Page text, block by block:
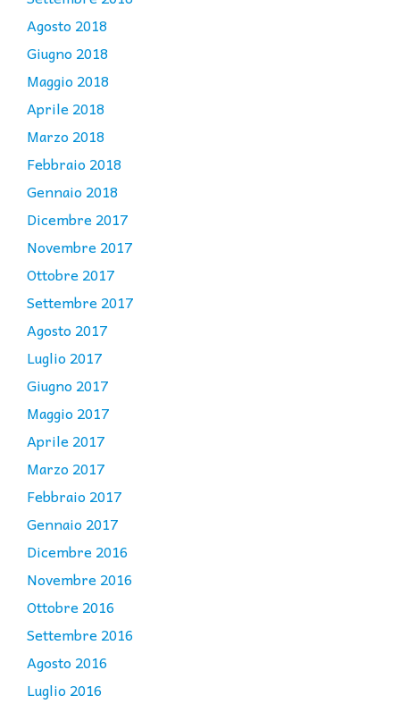
Agosto 2018
Giugno 2018
Maggio 2018
Aprile 2018
Marzo 2018
Febbraio 2018
Gennaio 2018
Dicembre 2017
Novembre 2017
Ottobre 2017
Settembre 2017
Agosto 2017
Luglio 2017
Giugno 2017
Maggio 2017
Aprile 2017
Marzo 2017
Febbraio 2017
Gennaio 2017
Dicembre 2016
Novembre 2016
Ottobre 2016
Settembre 2016
Agosto 2016
Luglio 2016